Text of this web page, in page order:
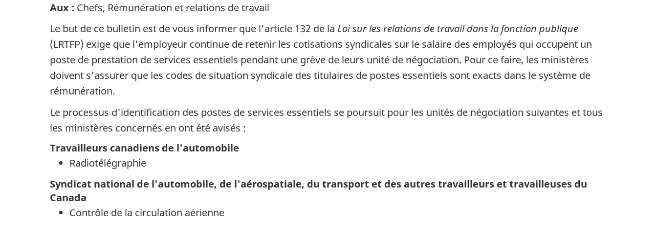
Aux : Chefs, Rémunération et relations de travail
Le but de ce bulletin est de vous informer que l'article 132 de la Loi sur les relations de travail dans la fonction publique
(LRTFP) exige que l'employeur continue de retenir les cotisations syndicales sur le salaire des employés qui occupent un
poste de prestation de services essentiels pendant une grève de leurs unité de négociation. Pour ce faire, les ministères
doivent s'assurer que les codes de situation syndicale des titulaires de postes essentiels sont exacts dans le système de
rémunération.
Le processus d'identification des postes de services essentiels se poursuit pour les unités de négociation suivantes et tous
les ministères concernés en ont été avisés :
Travailleurs canadiens de l'automobile
Radiotélégraphie
Syndicat national de l'automobile, de l'aérospatiale, du transport et des autres travailleurs et travailleuses du
Canada
Contrôle de la circulation aérienne